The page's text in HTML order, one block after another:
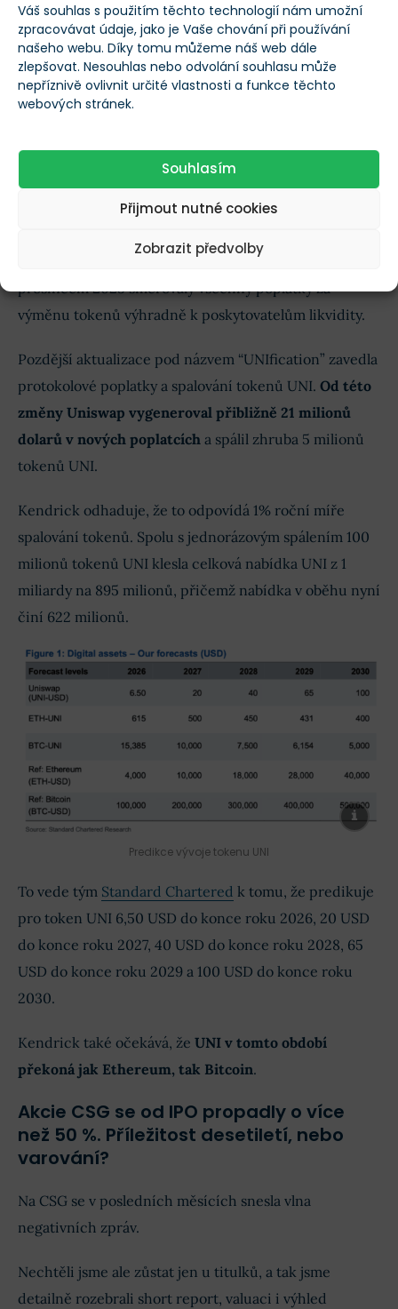
Váš souhlas s použitím těchto technologií nám umožní
zpracovávat údaje, jako je Vaše chování při používání
našeho webu. Díky tomu můžeme náš web dále
zlepšovat. Nesouhlas nebo odvolání souhlasu může
nepříznivě ovlivnit určité vlastnosti a funkce těchto
webových stránek.
Souhlasím
Přijmout nutné cookies
Zobrazit předvolby
expandovat na další trhy.
Podle jeho názoru by to vyžadovalo, aby se Uniswap
snažil o větší komercializaci svých aktivit a
navázal významná partnerství s tradičními finančními
Model poplatků a spalování tokenů UNI
aktualizovaný model poplatků Uniswapu
prosincem 2025 směřovaly všechny poplatky za
výměnu tokenů výhradně k poskytovatelům likvidity.
Pozdější aktualizace pod názvem “UNIfication” zavedla
protokolové poplatky a spalování tokenů UNI. Od této
změny Uniswap vygeneroval přibližně 21 milionů
dolarů v nových poplatcích a spálil zhruba 5 milionů
tokenů UNI.
Kendrick odhaduje, že to odpovídá 1% roční míře
spalování tokenů. Spolu s jednorázovým spálením 100
milionů tokenů UNI klesla celková nabídka UNI z 1
miliardy na 895 milionů, přičemž nabídka v oběhu nyní
činí 622 milionů.
Predikce vývoje tokenu UNI
To vede tým Standard Chartered k tomu, že predikuje
pro token UNI 6,50 USD do konce roku 2026, 20 USD
do konce roku 2027, 40 USD do konce roku 2028, 65
USD do konce roku 2029 a 100 USD do konce roku
2030.
Kendrick také očekává, že UNI v tomto období
překoná jak Ethereum, tak Bitcoin.
Akcie CSG se od IPO propadly o více
než 50 %. Příležitost desetiletí, nebo
varování?
Na CSG se v posledních měsících snesla vlna
negativních zpráv.
Nechtěli jsme ale zůstat jen u titulků, a tak jsme
detailně rozebrali short report, valuaci i výhled